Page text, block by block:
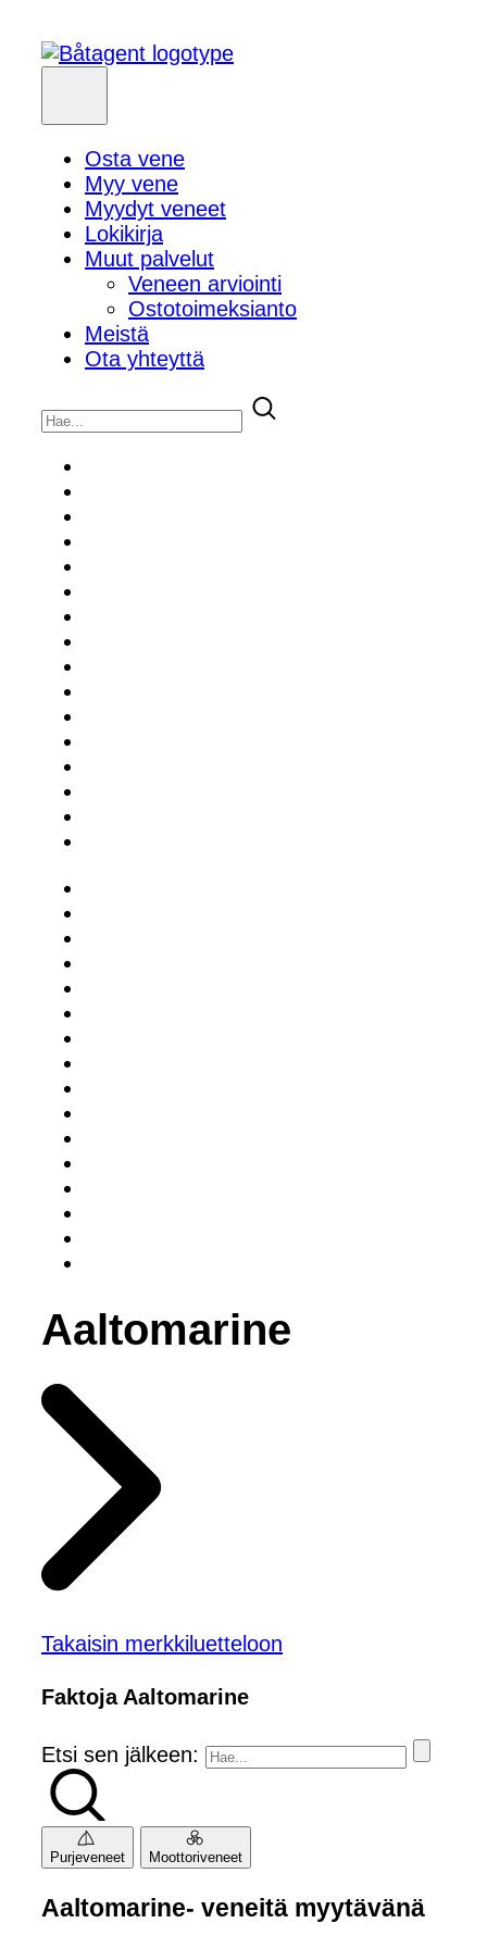
Osta vene
Myy vene
Myydyt veneet
Lokikirja
Muut palvelut
Veneen arviointi
Ostotoimeksianto
Meistä
Ota yhteyttä
Aaltomarine
Takaisin merkkiluetteloon
Faktoja Aaltomarine
Etsi sen jälkeen:
Purjeveneet Moottoriveneet
Aaltomarine- veneitä myytävänä